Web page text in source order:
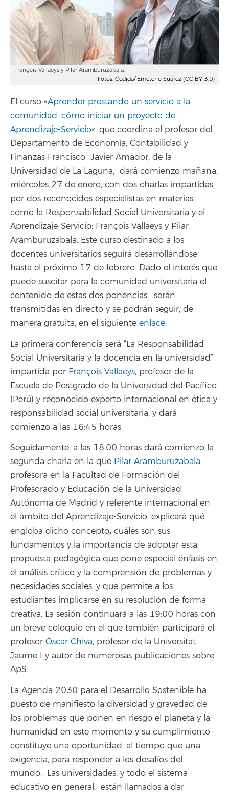
François Vallaeys y Pilar Aramburuzabala.
Fotos: Cedida/ Emeterio Suárez (CC BY 3.0)
El curso «Aprender prestando un servicio a la
comunidad: cómo iniciar un proyecto de
Aprendizaje-Servicio«, que coordina el profesor del
Departamento de Economía, Contabilidad y
Finanzas Francisco Javier Amador, de la
Universidad de La Laguna, dará comienzo mañana,
miércoles 27 de enero, con dos charlas impartidas
por dos reconocidos especialistas en materias
como la Responsabilidad Social Universitaria y el
Aprendizaje-Servicio: François Vallaeys y Pilar
Aramburuzabala. Este curso destinado a los
docentes universitarios seguirá desarrollándose
hasta el próximo 17 de febrero. Dado el interés que
puede suscitar para la comunidad universitaria el
contenido de estas dos ponencias, serán
transmitidas en directo y se podrán seguir, de
manera gratuita, en el siguiente enlace.
La primera conferencia será “La Responsabilidad
Social Universitaria y la docencia en la universidad”
impartida por François Vallaeys, profesor de la
Escuela de Postgrado de la Universidad del Pacífico
(Perú) y reconocido experto internacional en ética y
responsabilidad social universitaria, y dará
comienzo a las 16:45 horas.
Seguidamente, a las 18:00 horas dará comienzo la
segunda charla en la que Pilar Aramburuzabala,
profesora en la Facultad de Formación del
Profesorado y Educación de la Universidad
Autónoma de Madrid y referente internacional en
el ámbito del Aprendizaje-Servicio, explicará qué
engloba dicho concepto, cuáles son sus
fundamentos y la importancia de adoptar esta
propuesta pedagógica que pone especial énfasis en
el análisis crítico y la comprensión de problemas y
necesidades sociales, y que permite a los
estudiantes implicarse en su resolución de forma
creativa. La sesión continuará a las 19:00 horas con
un breve coloquio en el que también participará el
profesor Óscar Chiva, profesor de la Universitat
Jaume I y autor de numerosas publicaciones sobre
ApS.
La Agenda 2030 para el Desarrollo Sostenible ha
puesto de manifiesto la diversidad y gravedad de
los problemas que ponen en riesgo el planeta y la
humanidad en este momento y su cumplimiento
constituye una oportunidad, al tiempo que una
exigencia, para responder a los desafíos del
mundo. Las universidades, y todo el sistema
educativo en general, están llamados a dar